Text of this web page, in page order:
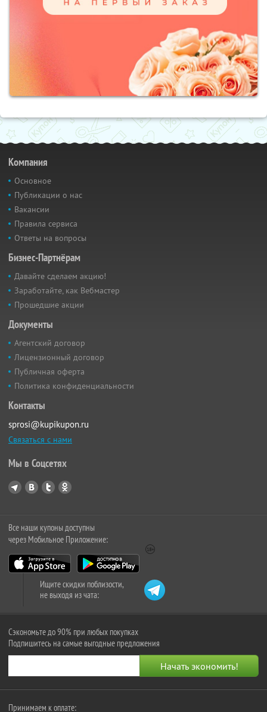
Компания
Основное
Публикации о нас
Вакансии
Правила сервиса
Ответы на вопросы
Бизнес-Партнёрам
Давайте сделаем акцию!
Заработайте, как Вебмастер
Прошедшие акции
Документы
Агентский договор
Лицензионный договор
Публичная оферта
Политика конфиденциальности
Контакты
sprosi@kupikupon.ru
Связаться с нами
Мы в Соцсетях
Все наши купоны доступны
через Мобильное Приложение:
Ищите скидки поблизости,
не выходя из чата:
Сэкономьте до 90% при любых покупках
Подпишитесь на самые выгодные предложения
Принимаем к оплате: